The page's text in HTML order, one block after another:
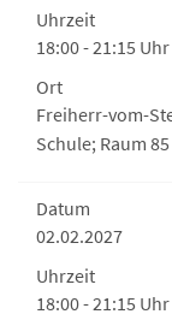
Uhrzeit
18:00 - 21:15 Uhr
Ort
Freiherr-vom-
Schule; Raum
Datum
02.02.2027
Uhrzeit
18:00 - 21:15 Uhr